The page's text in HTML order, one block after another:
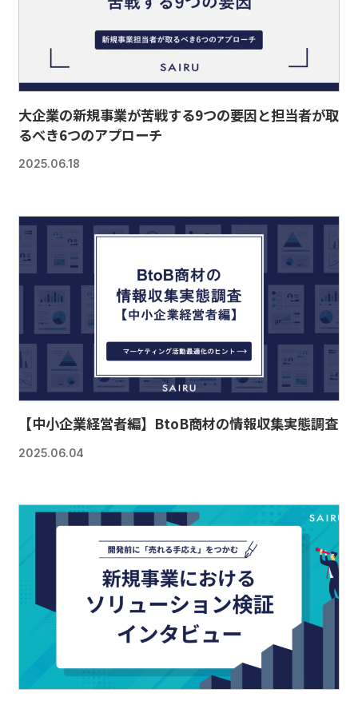
大企業の新規事業が苦戦する9つの要因と担当者が取
るべき6つのアプローチ
2025.06.18
【中小企業経営者編】BtoB商材の情報収集実態調査
2025.06.04